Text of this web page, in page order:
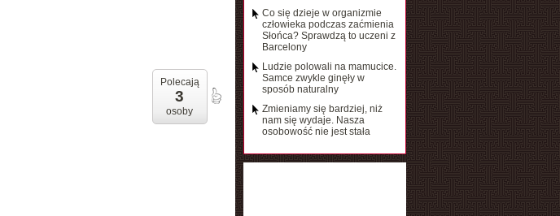
Polecają
3
osoby
Co się dzieje w organizmie
człowieka podczas zaćmienia
Słońca? Sprawdzą to uczeni z
Barcelony
Ludzie polowali na mamucice.
Samce zwykle ginęły w
sposób naturalny
Zmieniamy się bardziej, niż
nam się wydaje. Nasza
osobowość nie jest stała